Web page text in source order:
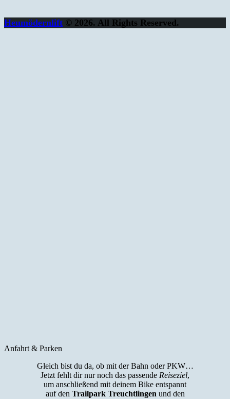
Heumödernlift © 2026. All Rights Reserved.
Anfahrt & Parken
Gleich bist du da, ob mit der Bahn oder PKW…
Jetzt fehlt dir nur noch das passende Reiseziel,
um anschließend mit deinem Bike entspannt
auf den Trailpark Treuchtlingen und den